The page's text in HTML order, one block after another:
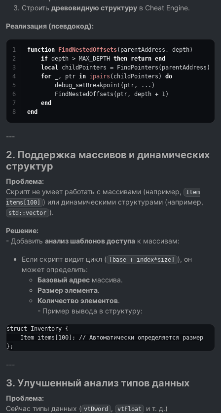
Строить древовидную структуру в Cheat Engine.
Реализация (псевдокод):
function FindNestedOffsets(parentAddress, depth)
if depth > MAX_DEPTH then return end
local childPointers = FindPointers(parentAddress)
for _, ptr in ipairs (childPointers) do
        debug_setBreakpoint(ptr, ...)
        FindNestedOffsets(ptr, depth +
1)
end
end
---
2. Поддержка массивов и динамических
структур
Проблема:
Скрипт не умеет работать с массивами (например,
Item
items[100]
) или динамическими структурами (например,
std::vector ).
Решение:
- Добавить анализ шаблонов доступа к массивам:
Если скрипт видит цикл ( [base + index*size]
), он
может определить:
Базовый адрес массива.
Размер элемента.
Количество элементов.
- Пример вывода в структуру:
struct Inventory {
    Item items[100]; // Автоматически определяется размер
---
3. Улучшенный анализ типов данных
Проблема:
Сейчас типы данных ( vtDword , vtFloat
и т. д.)